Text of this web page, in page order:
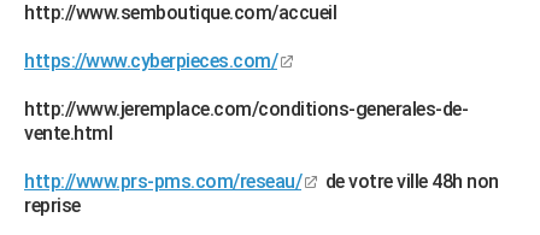
http://www.semboutique.com/accueil
https://www.cyberpieces.com/
http://www.jeremplace.com/conditions-generales-de-
vente.html
http://www.prs-pms.com/reseau/
de votre ville 48h non
reprise